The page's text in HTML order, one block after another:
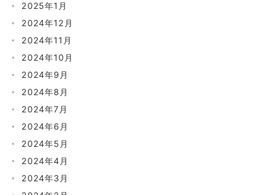
2025年1月
2024年12月
2024年11月
2024年10月
2024年9月
2024年8月
2024年7月
2024年6月
2024年5月
2024年4月
2024年3月